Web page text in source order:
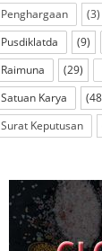
Penghargaan
(3)
Pusdiklatda
(9)
Raimuna
(29)
Satuan Karya
Surat Keputusan